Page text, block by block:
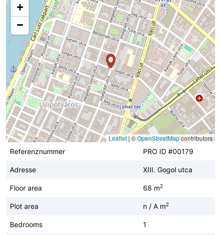
+
−
Leaflet | ©OpenStreetMapcontributors
Referenznummer
PRO ID #00179
Adresse XIII. Gogol utca
Floor area 68 m2
Plot area n / A m2
Bedrooms 1